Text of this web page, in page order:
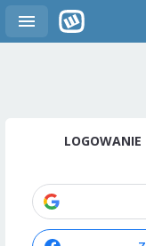
LOGOWANIE